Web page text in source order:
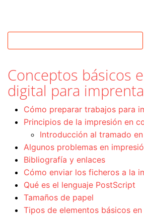
Conceptos básicos
digital para imprenta
Cómo preparar trabajos para
Principios de la impresión en
Introducción al tramado
Algunos problemas en
Bibliografía y enlaces
Cómo enviar los ficheros a la
Qué es el lenguaje PostScript
Tamaños de papel
Tipos de elementos básicos